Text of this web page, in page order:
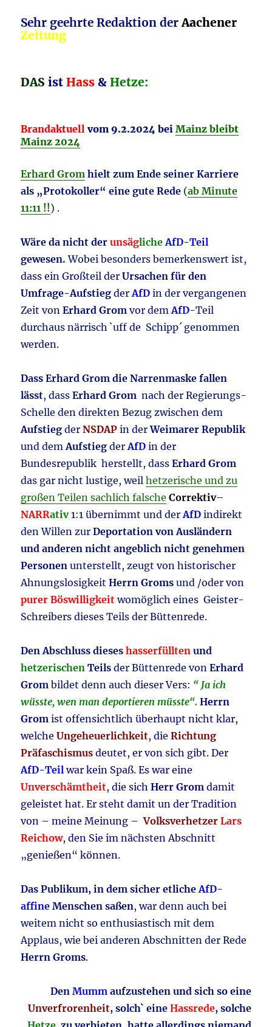
Sehr geehrte Redaktion derAachener
Zeitung
DAS ist Hass& Hetze:
Brandaktuellvom 9.2.2024 beiMainz bleibt
Mainz 2024
Erhard Grom hielt zum Ende seiner Karriere
als „Protokoller“ eine gute Rede (ab Minute
11:11 !!) .
Wäre da nicht derunsägliche AfD-Teil
gewesen. Wobei besonders bemerkenswert ist,
dass ein Großteil derUrsachen für den
Umfrage-Aufstieg derAfD in der vergangenen
Zeit vonErhard Grom vor demAfD-Teil
durchaus närrisch `uff de Schipp´ genommen
werden.
Dass Erhard Grom die Narrenmaske fallen
lässt, dassErhard Grom nach der Regierungs-
Schelle den direkten Bezug zwischen dem
Aufstieg derNSDAP in derWeimarer Republik
und demAufstieg derAfD in der
Bundesrepublik herstellt, dassErhard Grom
das gar nicht lustige, weilhetzerische und zu
großen Teilen sachlich falsche Correktiv–
NARRativ1:1 übernimmt und derAfD indirekt
den Willen zurDeportation von Ausländern
und anderen nicht angeblich nicht genehmen
Personen unterstellt, zeugt von historischer
AhnungslosigkeitHerrn Groms und /oder von
purer Böswilligkeitwomöglich eines Geister-
Schreibers dieses Teils der Büttenrede.
Den Abschluss dieseshasserfüllten und
hetzerischen Teils der Büttenrede vonErhard
Grom bildet denn auch dieser Vers: “ Ja ich
wüsste, wen man deportieren müsste“.Herrn
Grom ist offensichtlich überhaupt nicht klar,
welcheUngeheuerlichkeit, dieRichtung
Präfaschismus deutet, er von sich gibt. Der
AfD-Teilwar kein Spaß. Es war eine
Unverschämtheit, die sich Herr Grom damit
geleistet hat. Er steht damit un der Tradition
von – meine Meinung –Volksverhetzer Lars
Reichow, den Sie im nächsten Abschnitt
„genießen“ können.
Das Publikum, in dem sicher etlicheAfD-
affineMenschen saßen, war denn auch bei
weitem nicht so enthusiastisch mit dem
Applaus, wie bei anderen Abschnitten der Rede
Herrn Groms.
Den Mummaufzustehen und sich so eine
Unverfrorenheit, solch` eine Hassrede, solche